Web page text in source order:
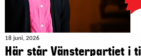
18 juni, 2026
Här står Vänsterpartiet i